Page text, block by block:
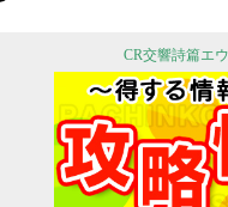
CR交響詩篇エ